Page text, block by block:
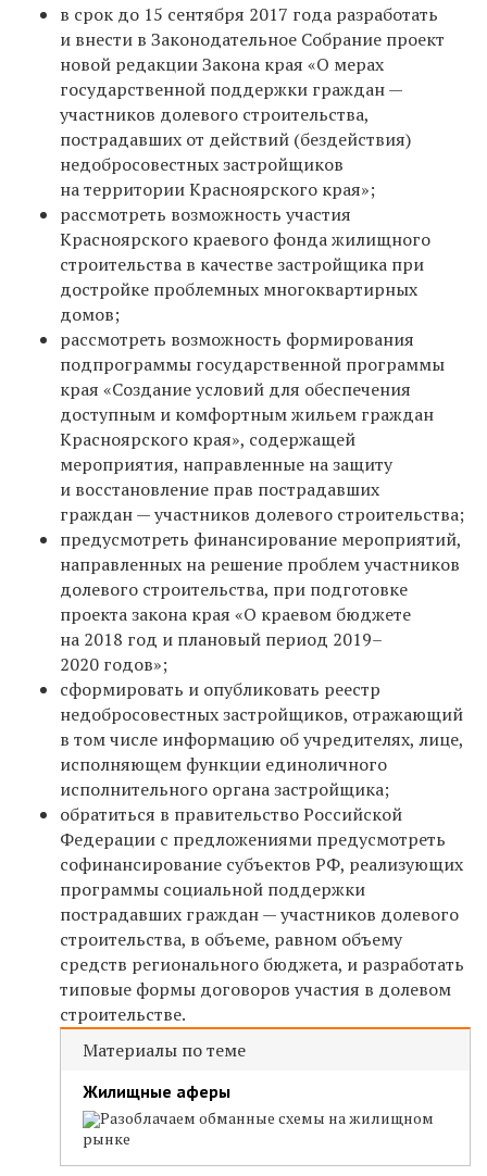
в срок до 15 сентября 2017 года разработать
и внести в Законодательное Собрание проект
новой редакции Закона края «О мерах
государственной поддержки граждан —
участников долевого строительства,
пострадавших от действий (бездействия)
недобросовестных застройщиков
на территории Красноярского края»;
рассмотреть возможность участия
Красноярского краевого фонда жилищного
строительства в качестве застройщика при
достройке проблемных многоквартирных
домов;
рассмотреть возможность формирования
подпрограммы государственной программы
края «Создание условий для обеспечения
доступным и комфортным жильем граждан
Красноярского края», содержащей
мероприятия, направленные на защиту
и восстановление прав пострадавших
граждан — участников долевого строительства;
предусмотреть финансирование мероприятий,
направленных на решение проблем участников
долевого строительства, при подготовке
проекта закона края «О краевом бюджете
на 2018 год и плановый период 2019–
2020 годов»;
сформировать и опубликовать реестр
недобросовестных застройщиков, отражающий
в том числе информацию об учредителях, лице,
исполняющем функции единоличного
исполнительного органа застройщика;
обратиться в правительство Российской
Федерации с предложениями предусмотреть
софинансирование субъектов РФ, реализующих
программы социальной поддержки
пострадавших граждан — участников долевого
строительства, в объеме, равном объему
средств регионального бюджета, и разработать
типовые формы договоров участия в долевом
строительстве.
Материалы по теме
Жилищные аферы
Разоблачаем обманные схемы на жилищном
рынке